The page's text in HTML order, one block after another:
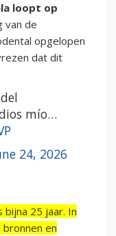
loopt op
van de
opgelopen
dat dit
mío…
24, 2026
25 jaar. In
en